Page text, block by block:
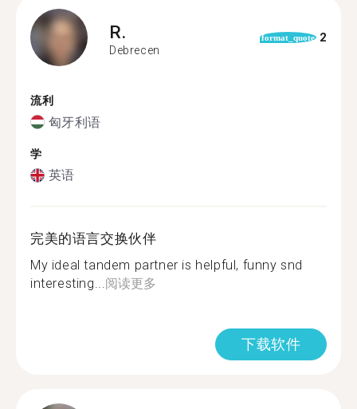
R.
Debrecen
format_quote 2
流利
匈牙利语
学
英语
完美的语言交换伙伴
My ideal tandem partner is helpful, funny snd
interesting...阅读更多
下载软件